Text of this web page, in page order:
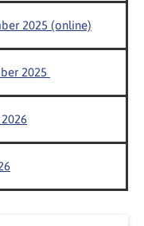
2025 (online)
2025